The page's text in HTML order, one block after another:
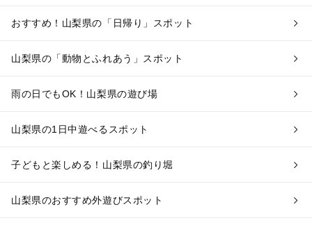
おすすめ！山梨県の「日帰り」スポット
山梨県の「動物とふれあう」スポット
雨の日でもOK！山梨県の遊び場
山梨県の1日中遊べるスポット
子どもと楽しめる！山梨県の釣り堀
山梨県のおすすめ外遊びスポット